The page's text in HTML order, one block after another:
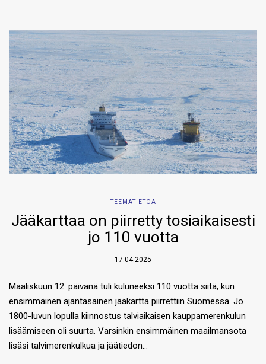
TEEMATIETOA
Jääkarttaa on piirretty tosiaikaisesti
jo 110 vuotta
17.04.2025
Maaliskuun 12. päivänä tuli kuluneeksi 110 vuotta siitä, kun
ensimmäinen ajantasainen jääkartta piirrettiin Suomessa. Jo
1800-luvun lopulla kiinnostus talviaikaisen kauppamerenkulun
lisäämiseen oli suurta. Varsinkin ensimmäinen maailmansota
lisäsi talvimerenkulkua ja jäätiedon…